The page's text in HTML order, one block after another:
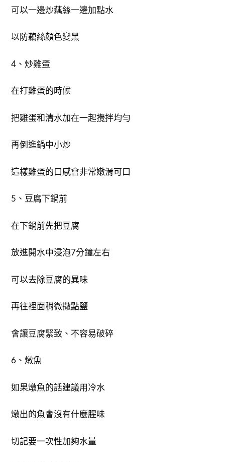
可以一邊炒藕絲一邊加點水
以防藕絲顏色變黑
4、炒雞蛋
在打雞蛋的時候
把雞蛋和清水加在一起攪拌均勻
再倒進鍋中小炒
這樣雞蛋的口感會非常嫩滑可口
5、豆腐下鍋前
在下鍋前先把豆腐
放進開水中浸泡7分鐘左右
可以去除豆腐的異味
再往裡面稍微撒點鹽
會讓豆腐緊致、不容易破碎
6、燉魚
如果燉魚的話建議用冷水
燉出的魚會沒有什麼腥味
切記要一次性加夠水量